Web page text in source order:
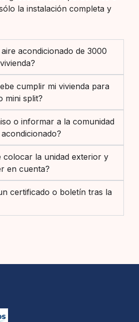
la instalación completa y
acondicionado de 3000
cumplir mi vivienda para
mini split?
o informar a la comunidad
colocar la unidad exterior y
en cuenta?
certificado o boletín tras la